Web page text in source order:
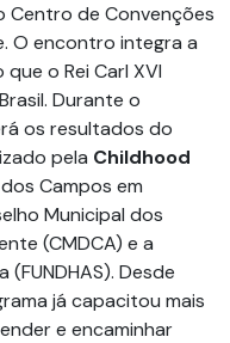
Centro de Convenções
O encontro integra a
o Rei Carl XVI
Durante o
os resultados do
pela Childhood
Campos em
Municipal dos
(CMDCA) e a
Desde
já capacitou mais
e encaminhar